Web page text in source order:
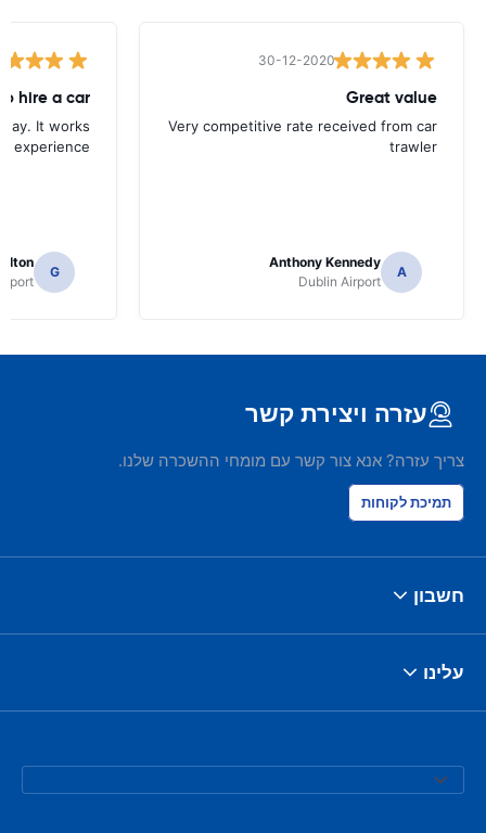
30-12-2020
Great value
Very competitive rate received from car
trawler
A
Anthony Kennedy
Dublin Airport
It works
experience
G
עזרה ויצירת קשר
צריך עזרה? אנא צור קשר עם מומחי ההשכרה שלנו.
תמיכת לקוחות
חשבון
עלינו